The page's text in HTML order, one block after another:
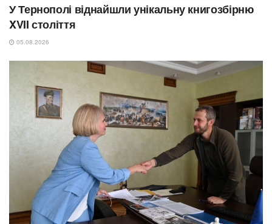
У Тернополі віднайшли унікальну книгозбірню
XVII століття
05.08.2026